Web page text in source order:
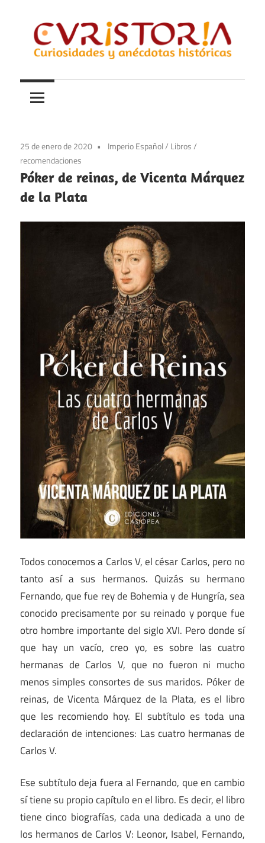
contenido
Curistoria
y
anécdotas
historia
25 de enero de 2020 Imperio Español/ Libros/
recomendaciones
Póker de reinas, de Vicenta Márquez
de la Plata
Todos conocemos a Carlos V, el césar Carlos, pero no
tanto así a sus hermanos. Quizás su hermano
Fernando, que fue rey de Bohemia y de Hungría, sea
conocido precisamente por su reinado y porque fue
otro hombre importante del siglo XVI. Pero donde sí
que hay un vacío, creo yo, es sobre las cuatro
hermanas de Carlos V, que no fueron ni mucho
menos simples consortes de sus maridos. Póker de
reinas, de Vicenta Márquez de la Plata, es el libro
que les recomiendo hoy. El subtítulo es toda una
declaración de intenciones: Las cuatro hermanas de
Carlos V.
Ese subtítulo deja fuera al Fernando, que en cambio
sí tiene su propio capítulo en el libro. Es decir, el libro
tiene cinco biografías, cada una dedicada a uno de
los hermanos de Carlos V: Leonor, Isabel, Fernando,